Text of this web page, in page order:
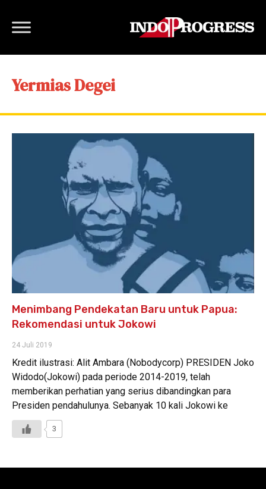
Yermias Degei
Menimbang Pendekatan Baru untuk Papua:
Rekomendasi untuk Jokowi
24 Juli 2019
Kredit ilustrasi: Alit Ambara (Nobodycorp) PRESIDEN Joko
Widodo(Jokowi) pada periode 2014-2019, telah
memberikan perhatian yang serius dibandingkan para
Presiden pendahulunya. Sebanyak 10 kali Jokowi ke
3